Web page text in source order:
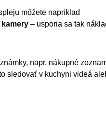
môžete napríklad
– usporia sa tak
napr. nákupné
sledovať v kuchyni videá